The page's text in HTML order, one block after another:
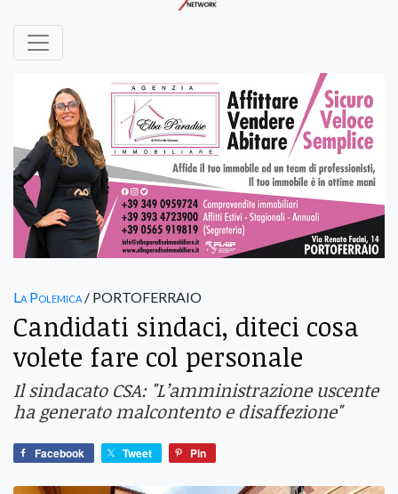
La Polemica / PORTOFERRAIO
Candidati sindaci, diteci cosa
volete fare col personale
Il sindacato CSA: "L’amministrazione uscente
ha generato malcontento e disaffezione"
Facebook Tweet Pin